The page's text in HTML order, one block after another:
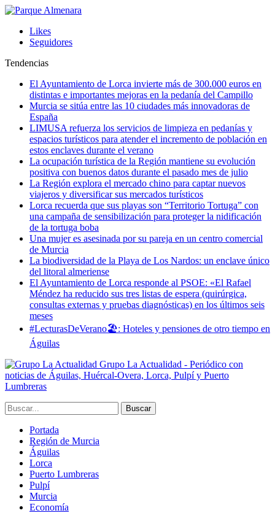
Likes
Seguidores
Tendencias
El Ayuntamiento de Lorca invierte más de 300.000 euros en
distintas e importantes mejoras en la pedanía del Campillo
Murcia se sitúa entre las 10 ciudades más innovadoras de
España
LIMUSA refuerza los servicios de limpieza en pedanías y
espacios turísticos para atender el incremento de población en
estos enclaves durante el verano
La ocupación turística de la Región mantiene su evolución
positiva con buenos datos durante el pasado mes de julio
La Región explora el mercado chino para captar nuevos
viajeros y diversificar sus mercados turísticos
Lorca recuerda que sus playas son “Territorio Tortuga” con
una campaña de sensibilización para proteger la nidificación
de la tortuga boba
Una mujer es asesinada por su pareja en un centro comercial
de Murcia
La biodiversidad de la Playa de Los Nardos: un enclave único
del litoral almeriense
El Ayuntamiento de Lorca responde al PSOE: «El Rafael
Méndez ha reducido sus tres listas de espera (quirúrgica,
consultas externas y pruebas diagnósticas) en los últimos seis
meses
#LecturasDeVerano🏖: Hoteles y pensiones de otro tiempo en
Águilas
Grupo La Actualidad - Periódico con
noticias de Águilas, Huércal-Overa, Lorca, Pulpí y Puerto
Lumbreras
Portada
Región de Murcia
Águilas
Lorca
Puerto Lumbreras
Pulpí
Murcia
Economía